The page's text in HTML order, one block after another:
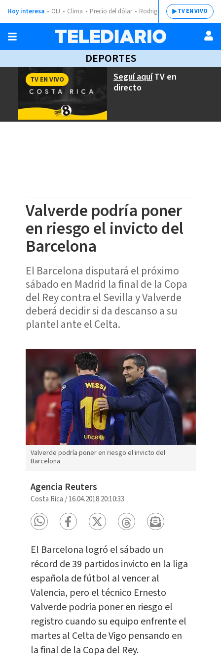
Hoy interesa OIJ Clima Precio del dólar Rodrigo ChavesTV EN VIVO
DEPORTES
Seguí aquíTV en
directo
TV EN VIVO
Valverde podría poner
en riesgo el invicto del
Barcelona
El Barcelona disputará el próximo
sábado en Madrid la final de la Copa
del Rey contra el Sevilla y Valverde
deberá decidir si da descanso a su
plantel ante el Celta.
Valverde podría poner en riesgo el invicto del
Barcelona
Agencia Reuters
Costa Rica /16.04.2018 20:10:33
El Barcelona logró el sábado un
récord de 39 partidos invicto en la liga
española de fútbol al vencer al
Valencia, pero el técnico Ernesto
Valverde podría poner en riesgo el
registro cuando su equipo enfrente el
martes al Celta de Vigo pensando en
la final de la Copa del Rey.